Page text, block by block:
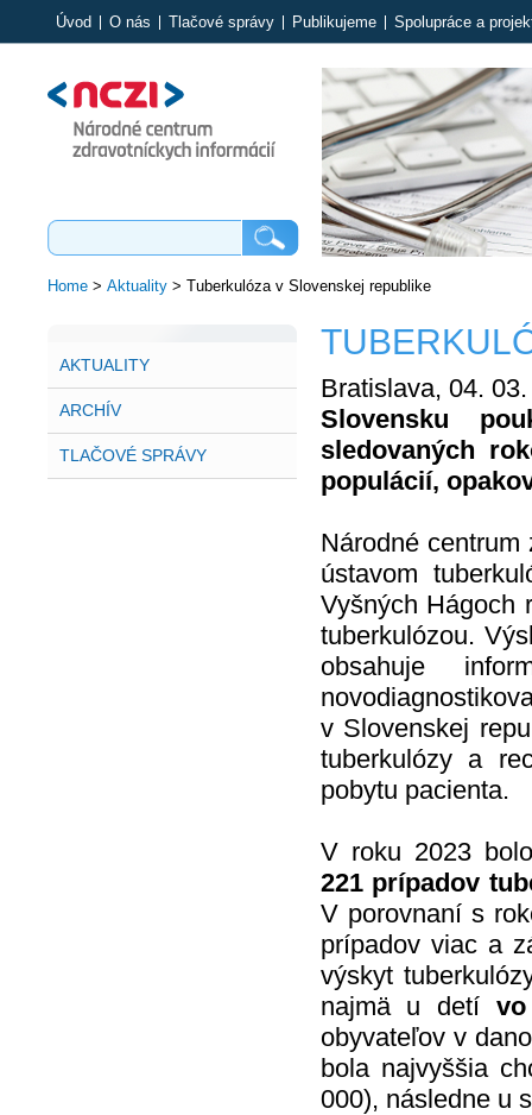
Úvod O nás Tlačové správy Publikujeme Spolupráce a
Home> Aktuality> Tuberkulóza v Slovenskej republike
AKTUALITY
ARCHÍV
TLAČOVÉ SPRÁVY
Bratislava, 04.
Slovensku
sledovaných
populácií,
Národné
ústavom
Vyšných Hágoch
tuberkulózou.
obsahuje
v Slovenskej
tuberkulózy a
pobytu pacienta.
V roku 2023
221 prípadov
V porovnaní s
prípadov viac a
výskyt
najmä u detí
obyvateľov v
bola najvyššia
000), následne u